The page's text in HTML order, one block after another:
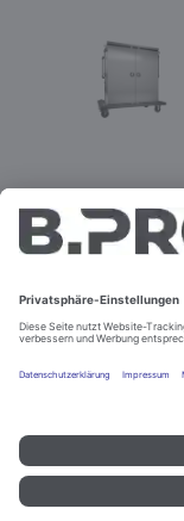
Best.-Nr.
Impressum und
©